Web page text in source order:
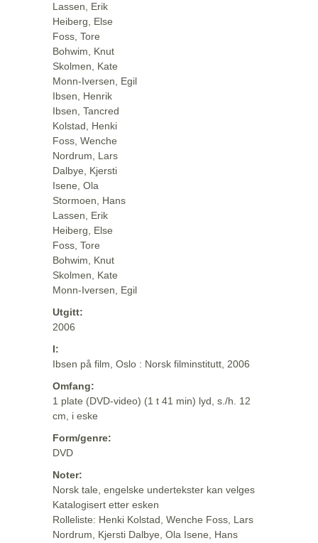
Lassen, Erik
Heiberg, Else
Foss, Tore
Bohwim, Knut
Skolmen, Kate
Monn-Iversen, Egil
Ibsen, Henrik
Ibsen, Tancred
Kolstad, Henki
Foss, Wenche
Nordrum, Lars
Dalbye, Kjersti
Isene, Ola
Stormoen, Hans
Lassen, Erik
Heiberg, Else
Foss, Tore
Bohwim, Knut
Skolmen, Kate
Monn-Iversen, Egil
Utgitt:
2006
I:
Ibsen på film, Oslo : Norsk filminstitutt, 2006
Omfang:
1 plate (DVD-video) (1 t 41 min) lyd, s./h. 12
cm, i eske
Form/genre:
DVD
Noter:
Norsk tale, engelske undertekster kan velges
Katalogisert etter esken
Rolleliste: Henki Kolstad, Wenche Foss, Lars
Nordrum, Kjersti Dalbye, Ola Isene, Hans